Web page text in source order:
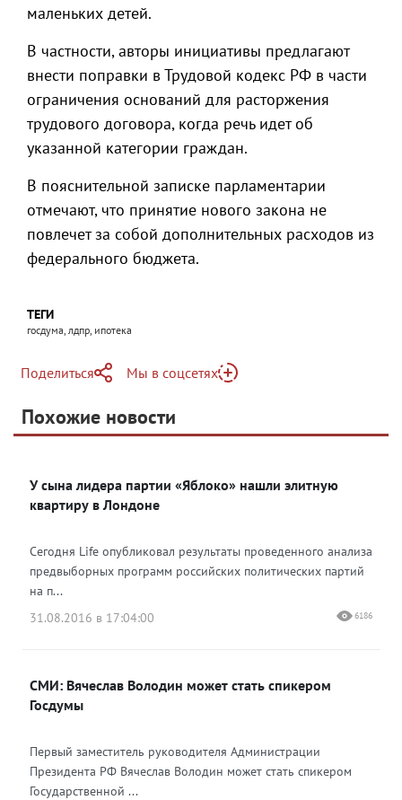
маленьких детей.
В частности, авторы инициативы предлагают
внести поправки в Трудовой кодекс РФ в части
ограничения оснований для расторжения
трудового договора, когда речь идет об
указанной категории граждан.
В пояснительной записке парламентарии
отмечают, что принятие нового закона не
повлечет за собой дополнительных расходов из
федерального бюджета.
ТЕГИ
госдума, лдпр, ипотека
Поделиться
Telegram
Одноклассники
Мы в соцсетях
Яндекс Дзен
Похожие новости
У сына лидера партии «Яблоко» нашли элитную
квартиру в Лондоне
Сегодня Life опубликовал результаты проведенного анализа
предвыборных программ российских политических партий
на п...
31.08.2016 в 17:04:00
6186
СМИ: Вячеслав Володин может стать спикером
Госдумы
Первый заместитель руководителя Администрации
Президента РФ Вячеслав Володин может стать спикером
Государственной ...